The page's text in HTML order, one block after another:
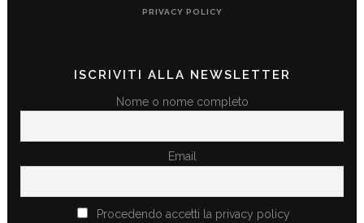
PRIVACY POLICY
ISCRIVITI ALLA NEWSLETTER
Nome o nome completo
Email
Procedendo accetti la privacy policy